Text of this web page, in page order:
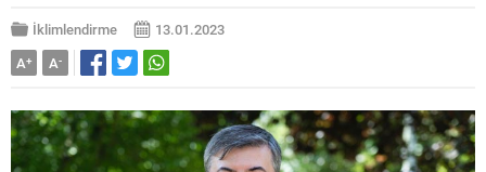
İklimlendirme
13.01.2023
A+ A-